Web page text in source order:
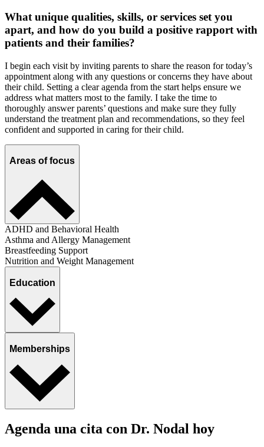
What unique qualities, skills, or services set you
apart, and how do you build a positive rapport with
patients and their families?
I begin each visit by inviting parents to share the reason for today’s
appointment along with any questions or concerns they have about
their child. Setting a clear agenda from the start helps ensure we
address what matters most to the family. I take the time to
thoroughly answer parents’ questions and make sure they fully
understand the treatment plan and recommendations, so they feel
confident and supported in caring for their child.
Areas of focus
ADHD and Behavioral Health
Asthma and Allergy Management
Breastfeeding Support
Nutrition and Weight Management
Education
Memberships
Agenda una cita con Dr. Nodal hoy